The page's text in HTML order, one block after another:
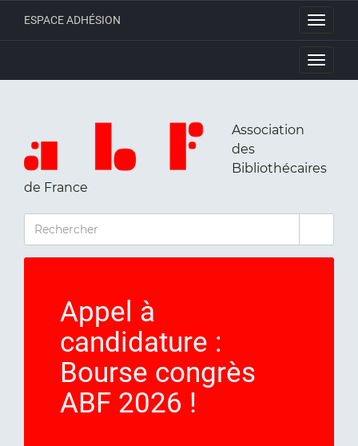
Toggle
ESPACE ADHÉSION
Toggle
Association
des
Bibliothécaires
de France
RECHERCHER
Appel à
candidature :
Bourse congrès
ABF 2026 !